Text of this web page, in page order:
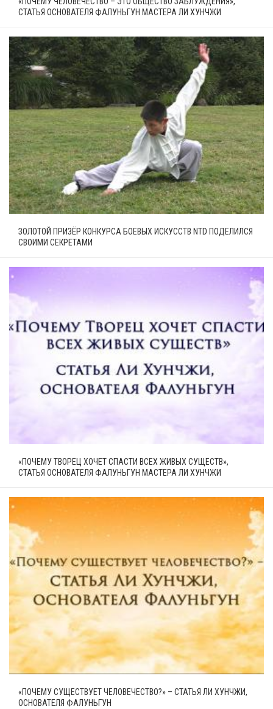
СТАТЬЯ ОСНОВАТЕЛЯ ФАЛУНЬГУН МАСТЕРА ЛИ ХУНЧЖИ
ЗОЛОТОЙ ПРИЗЁР КОНКУРСА БОЕВЫХ ИСКУССТВ NTD ПОДЕЛИЛСЯ
СВОИМИ СЕКРЕТАМИ
«ПОЧЕМУ ТВОРЕЦ ХОЧЕТ СПАСТИ ВСЕХ ЖИВЫХ СУЩЕСТВ»,
СТАТЬЯ ОСНОВАТЕЛЯ ФАЛУНЬГУН МАСТЕРА ЛИ ХУНЧЖИ
«ПОЧЕМУ СУЩЕСТВУЕТ ЧЕЛОВЕЧЕСТВО?» – СТАТЬЯ ЛИ ХУНЧЖИ,
ОСНОВАТЕЛЯ ФАЛУНЬГУН